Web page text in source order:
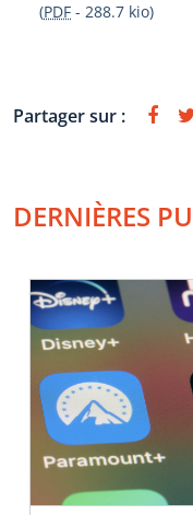
(PDF - 288.7 kio)
Partager sur :
DERNIÈRES